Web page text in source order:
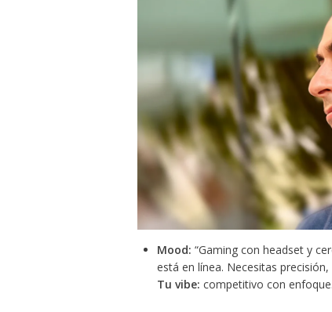
Mood: “Gaming con headset y
está en línea. Necesitas
Tu vibe: competitivo con enfoque.